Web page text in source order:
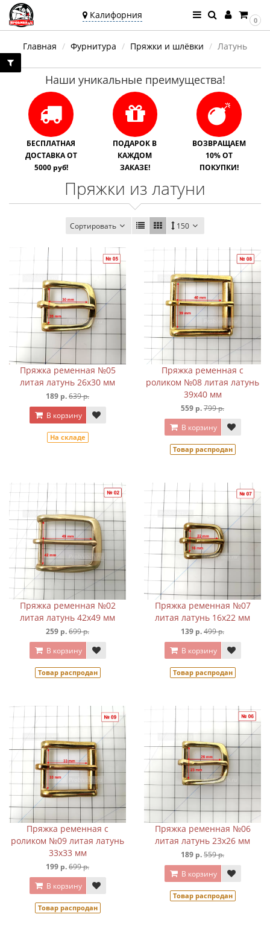
Калифорния
Калифорния
0
Главная Фурнитура Пряжки и шлёвки Латунь
Наши уникальные преимущества!
БЕСПЛАТНАЯ
ДОСТАВКА ОТ
5000 руб!
ПОДАРОК В
КАЖДОМ
ЗАКАЗЕ!
ВОЗВРАЩАЕМ
10% ОТ
ПОКУПКИ!
Пряжки из латуни
Сортировать 150
Пряжка ременная №05
литая латунь 26х30 мм
189 р.639 р.
В корзину
На складе
Пряжка ременная с
роликом №08 литая латунь
39х40 мм
559 р.799 р.
В корзину
Товар распродан
Пряжка ременная №02
литая латунь 42х49 мм
259 р.699 р.
В корзину
Товар распродан
Пряжка ременная №07
литая латунь 16х22 мм
139 р.499 р.
В корзину
Товар распродан
Пряжка ременная с
роликом №09 литая латунь
33х33 мм
199 р.699 р.
В корзину
Товар распродан
Пряжка ременная №06
литая латунь 23х26 мм
189 р.559 р.
В корзину
Товар распродан